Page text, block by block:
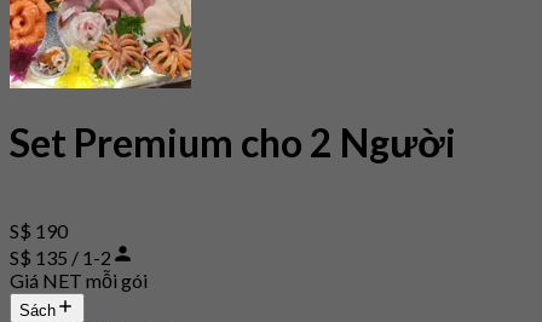
Set Premium cho 2 Người
S$ 190
S$ 135 / 1-2
Giá NET mỗi gói
Sách